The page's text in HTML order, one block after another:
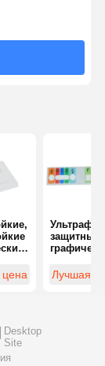
к
защитные
сохраняют
цветную
Лучшая
Desktop
Site